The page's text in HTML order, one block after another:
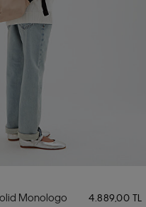
Monologo
4.889,00 TL